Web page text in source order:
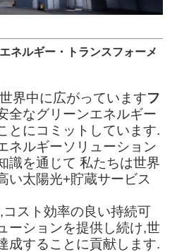
ネルギー・トランスフォーメ
界中に広がっていますフ
全なグリーンエネルギー
とにコミットしています.
ネルギーソリューション
識を通じて 私たちは世界
い太陽光+貯蔵サービス
スト効率の良い持続可
ーションを提供し続け,世
成することに貢献します.